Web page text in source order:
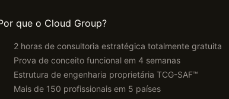
que o Cloud Group?
2 horas de consultoria estratégica totalmente gratuita
Prova de conceito funcional em 4 semanas
Estrutura de engenharia proprietária TCG-SAF™
Mais de 150 profissionais em 5 países